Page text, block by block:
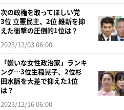
次の政権を取ってほしい党
3位 立憲民主、2位 維新を抑
えた衝撃の圧倒的1位は？
2023/12/03 06:00
「嫌いな女性政治家」ランキ
ング…3位生稲晃子、2位杉
田水脈を大差で抑えた1位
は？
2023/12/16 06:00